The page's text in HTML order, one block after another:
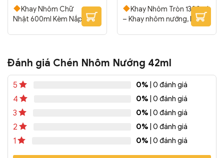
Khay Nhôm Chữ
Nhật 600ml Kèm Nắp Giấy
Sản phẩm dùng 1 lần, tiện
nướng, hấp các loại thịt,
cá…
Kích thước: Dài
171mm x Rộng 133mm x
Cao 45mm
gói: 1,000 bộ/thùng
Khay Nhôm Tròn 1300ml
– Khay nhôm nướng, hấp
các loại bánh, thịt, cá, rau
lau rửa. Phù hợp nướng
bánh…
Kích
x Cao 46mm
Đóng
gói: 500 bộ/thùng
Đánh giá Chén Nhôm Nướng 42ml
5 0% | 0 đánh giá
4 0% | 0 đánh giá
3 0% | 0 đánh giá
2 0% | 0 đánh giá
1 0% | 0 đánh giá